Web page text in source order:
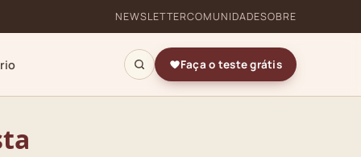
NEWSLETTERCOMUNIDADESOBRE
Faça o teste grátis